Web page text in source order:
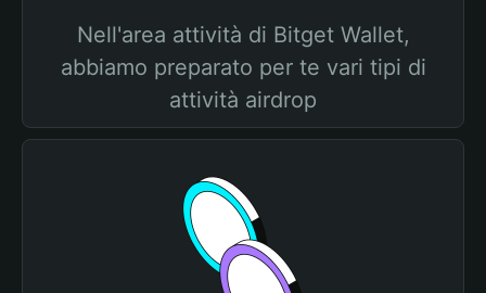
Nell'area attività di Bitget Wallet,
abbiamo preparato per te vari tipi di
attività airdrop